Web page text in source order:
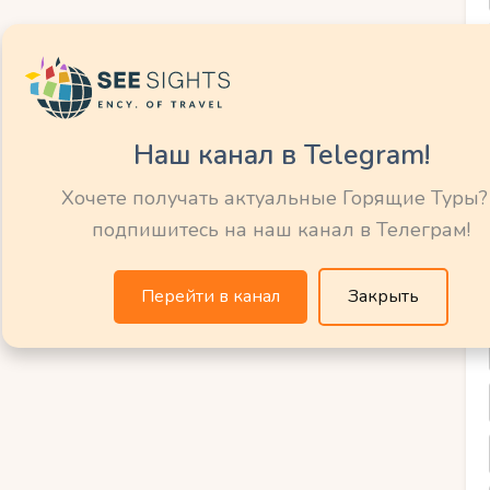
чудеса Мальдив привлекают
насладиться незабываемой
и тропического климата.
можно насладиться кристально
и культурный район с уникальными
истории, которая до сих пор
Одним из самых интересных аспектов
Наш канал в Telegram!
Хочете получать актуальные Горящие
подпишитесь на наш канал в Телеграм!
Перейти в канал Закрыть